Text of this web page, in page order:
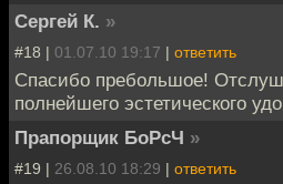
Сергей К. »
#18 | 01.07.10 19:17 | ответить
Спасибо пребольшое!
полнейшего эстетического
Прапорщик БоРсЧ »
#19 | 26.08.10 18:29 | ответить